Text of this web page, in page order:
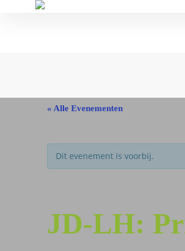
« Alle Evenementen
Dit evenement is voorbij.
JD-LH: